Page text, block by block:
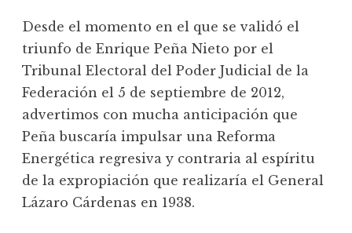
Desde el momento en el que se validó el
triunfo de Enrique Peña Nieto por el
Tribunal Electoral del Poder Judicial de la
Federación el 5 de septiembre de 2012,
advertimos con mucha anticipación que
Peña buscaría impulsar una Reforma
Energética regresiva y contraria al espíritu
de la expropiación que realizaría el General
Lázaro Cárdenas en 1938.